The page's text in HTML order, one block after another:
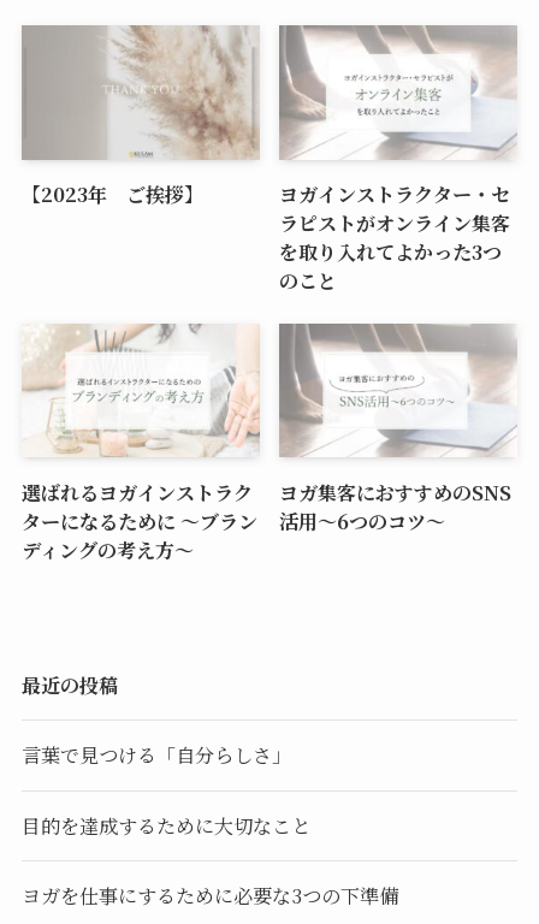
【2023年 ご挨拶】
ヨガインストラクター・セ
ラピストがオンライン集客
を取り入れてよかった3つ
のこと
選ばれるヨガインストラク
ターになるために ～ブラン
ディングの考え方～
ヨガ集客におすすめのSNS
活用～6つのコツ～
最近の投稿
言葉で見つける「自分らしさ」
目的を達成するために大切なこと
ヨガを仕事にするために必要な3つの下準備